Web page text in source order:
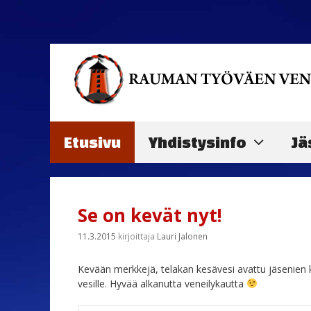
Etusivu Yhdistysinfo
Se on kevät nyt!
11.3.2015 kirjoittaja Lauri Jalonen
Kevään merkkejä, telakan kesävesi avattu
vesille. Hyvää alkanutta veneilykautta